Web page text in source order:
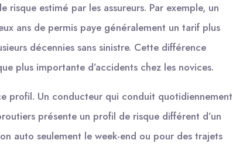
estimé par les assureurs. Par exemple, un
ans de permis paye généralement un tarif plus
décennies sans sinistre. Cette différence
plus importante d’accidents chez les novices.
profil. Un conducteur qui conduit quotidiennement
présente un profil de risque différent d’un
auto seulement le week-end ou pour des trajets